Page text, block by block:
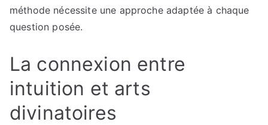
méthode nécessite une approche adaptée à chaque
question posée.
La connexion entre
intuition et arts
divinatoires